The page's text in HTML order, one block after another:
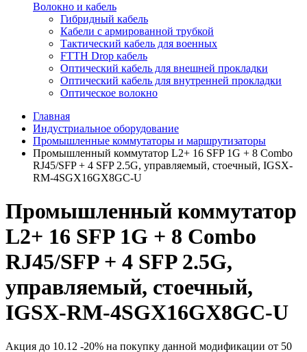
Волокно и кабель
Гибридный кабель
Кабели с армированной трубкой
Тактический кабель для военных
FTTH Drop кабель
Оптический кабель для внешней прокладки
Оптический кабель для внутренней прокладки
Оптическое волокно
Главная
Индустриальное оборудование
Промышленные коммутаторы и маршрутизаторы
Промышленный коммутатор L2+ 16 SFP 1G + 8 Combo
RJ45/SFP + 4 SFP 2.5G, управляемый, стоечный, IGSX-
RM-4SGX16GX8GC-U
Промышленный коммутатор
L2+ 16 SFP 1G + 8 Combo
RJ45/SFP + 4 SFP 2.5G,
управляемый, стоечный,
IGSX-RM-4SGX16GX8GC-U
Акция до 10.12 -20% на покупку данной модификации от 50